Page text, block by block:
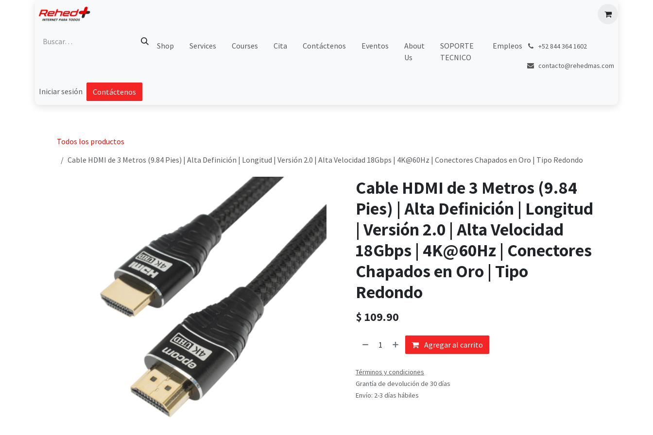
Shop Services Courses Cita Contáctenos Eventos
About
Us
SOPORTE
TECNICO
Empleos +52 844 364 1602
contacto@rehedmas.com
Iniciar sesión Contáctenos
Todos los productos
Cable HDMI de 3 Metros (9.84 Pies) | Alta Definición | Longitud | Versión 2.0 | Alta Velocidad 18Gbps | 4K@60Hz | Conectores Chapados en Oro | Tipo Redondo
Cable HDMI de 3 Metros (9.84
Pies) | Alta Definición | Longitud
| Versión 2.0 | Alta Velocidad
18Gbps | 4K@60Hz | Conectores
Chapados en Oro | Tipo
Redondo
$ 109.90
Agregar al carrito
Términos y condiciones
Grantía de devolución de 30 días
Envío: 2-3 días hábiles